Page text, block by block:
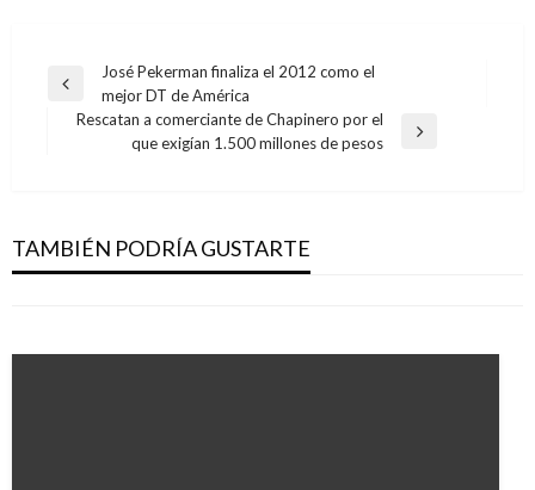
Navegación
entradas
Entrada
anterior
José Pekerman finaliza el 2012 como el
mejor DT de América
Rescatan a comerciante de Chapinero por el
que exigían 1.500 millones de pesos
TAMBIÉN PODRÍA GUSTARTE
domingo 12 de febrero en Colombia
Ariel Cabrera lunes febrero 13, 2017
Conmemoran día cívico de la mujer colombiana